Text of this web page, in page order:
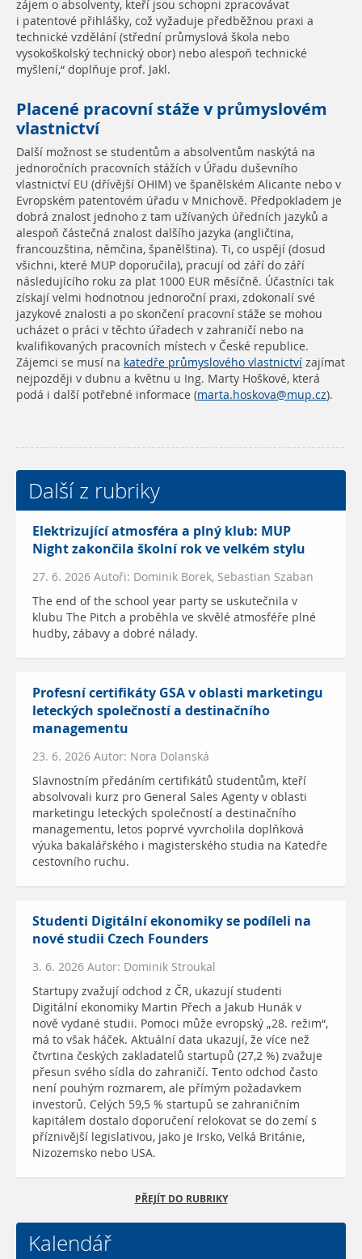
zájem o absolventy, kteří jsou schopni zpracovávat
i patentové přihlášky, což vyžaduje předběžnou praxi a
technické vzdělání (střední průmyslová škola nebo
vysokoškolský technický obor) nebo alespoň technické
myšlení,“ doplňuje prof. Jakl.
Placené pracovní stáže v průmyslovém
vlastnictví
Další možnost se studentům a absolventům naskýtá na
jednoročních pracovních stážích v Úřadu duševního
vlastnictví EU (dřívější OHIM) ve španělském Alicante nebo v
Evropském patentovém úřadu v Mnichově. Předpokladem je
dobrá znalost jednoho z tam užívaných úředních jazyků a
alespoň částečná znalost dalšího jazyka (angličtina,
francouzština, němčina, španělština). Ti, co uspějí (dosud
všichni, které MUP doporučila), pracují od září do září
následujícího roku za plat 1000 EUR měsíčně. Účastníci tak
získají velmi hodnotnou jednoroční praxi, zdokonalí své
jazykové znalosti a po skončení pracovní stáže se mohou
ucházet o práci v těchto úřadech v zahraničí nebo na
kvalifikovaných pracovních místech v České republice.
Zájemci se musí na katedře průmyslového vlastnictví zajímat
nejpozději v dubnu a květnu u Ing. Marty Hoškové, která
podá i další potřebné informace (marta.hoskova@mup.cz).
Další z rubriky
Elektrizující atmosféra a plný klub: MUP
Night zakončila školní rok ve velkém stylu
27. 6. 2026 Autoři: Dominik Borek, Sebastian Szaban
The end of the school year party se uskutečnila v
klubu The Pitch a proběhla ve skvělé atmosféře plné
hudby, zábavy a dobré nálady.
Profesní certifikáty GSA v oblasti marketingu
leteckých společností a destinačního
managementu
23. 6. 2026 Autor: Nora Dolanská
Slavnostním předáním certifikátů studentům, kteří
absolvovali kurz pro General Sales Agenty v oblasti
marketingu leteckých společností a destinačního
managementu, letos poprvé vyvrcholila doplňková
výuka bakalářského i magisterského studia na Katedře
cestovního ruchu.
Studenti Digitální ekonomiky se podíleli na
nové studii Czech Founders
3. 6. 2026 Autor: Dominik Stroukal
Startupy zvažují odchod z ČR, ukazují studenti
Digitální ekonomiky Martin Přech a Jakub Hunák v
nově vydané studii. Pomoci může evropský „28. režim“,
má to však háček. Aktuální data ukazují, že více než
čtvrtina českých zakladatelů startupů (27,2 %) zvažuje
přesun svého sídla do zahraničí. Tento odchod často
není pouhým rozmarem, ale přímým požadavkem
investorů. Celých 59,5 % startupů se zahraničním
kapitálem dostalo doporučení relokovat se do zemí s
příznivější legislativou, jako je Irsko, Velká Británie,
Nizozemsko nebo USA.
PŘEJÍT DO RUBRIKY
Kalendář